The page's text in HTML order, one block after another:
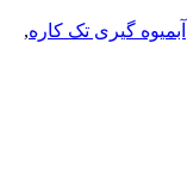
آبمیوه گیری تک کاره,